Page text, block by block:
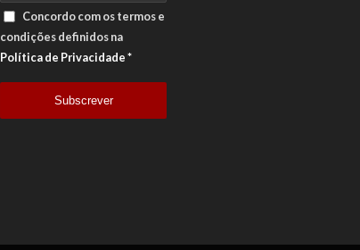
Concordo com os termos e
condições definidos na
Política de Privacidade *